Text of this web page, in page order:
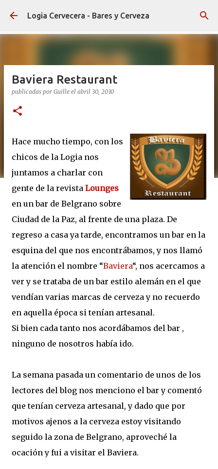
Ir al contenido principal
Logia Cervecera - Bares y Cerveza
Baviera Restaurant
publicadas por Guille el abril 30, 2010
Hace mucho tiempo, con los
chicos de la Logia nos
juntamos a charlar con
gente de la revista Lounges
en un bar de Belgrano sobre
Ciudad de la Paz, al frente de una plaza. De
regreso a casa ya tarde, encontramos un bar en la
esquina del que nos encontrábamos, y nos llamó
la atención el nombre “Baviera“, nos acercamos a
ver y se trataba de un bar estilo alemán en el que
vendían varias marcas de cerveza y no recuerdo
en aquella época si tenían artesanal.
Si bien cada tanto nos acordábamos del bar ,
ninguno de nosotros había ido.
La semana pasada un comentario de unos de los
lectores del blog nos menciono el bar y comentó
que tenían cerveza artesanal, y dado que por
motivos ajenos a la cerveza estoy visitando
seguido la zona de Belgrano, aproveché la
ocación y fui a visitar el Baviera.